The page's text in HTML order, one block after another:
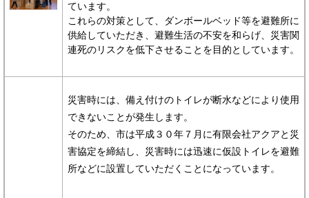
ています。
これらの対策として、ダンボールベッド等を避難所に
供給していただき、避難生活の不安を和らげ、災害関
連死のリスクを低下させることを目的としています。
災害時には、備え付けのトイレが断水などにより使用
できないことが発生します。
そのため、市は平成３０年７月に有限会社アクアと災
害協定を締結し、災害時には迅速に仮設トイレを避難
所などに設置していただくことになっています。